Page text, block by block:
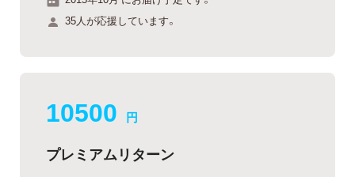
35人が応援しています。
10500 円
プレミアムリターン